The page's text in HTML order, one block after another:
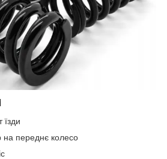
їзди
на переднє колесо